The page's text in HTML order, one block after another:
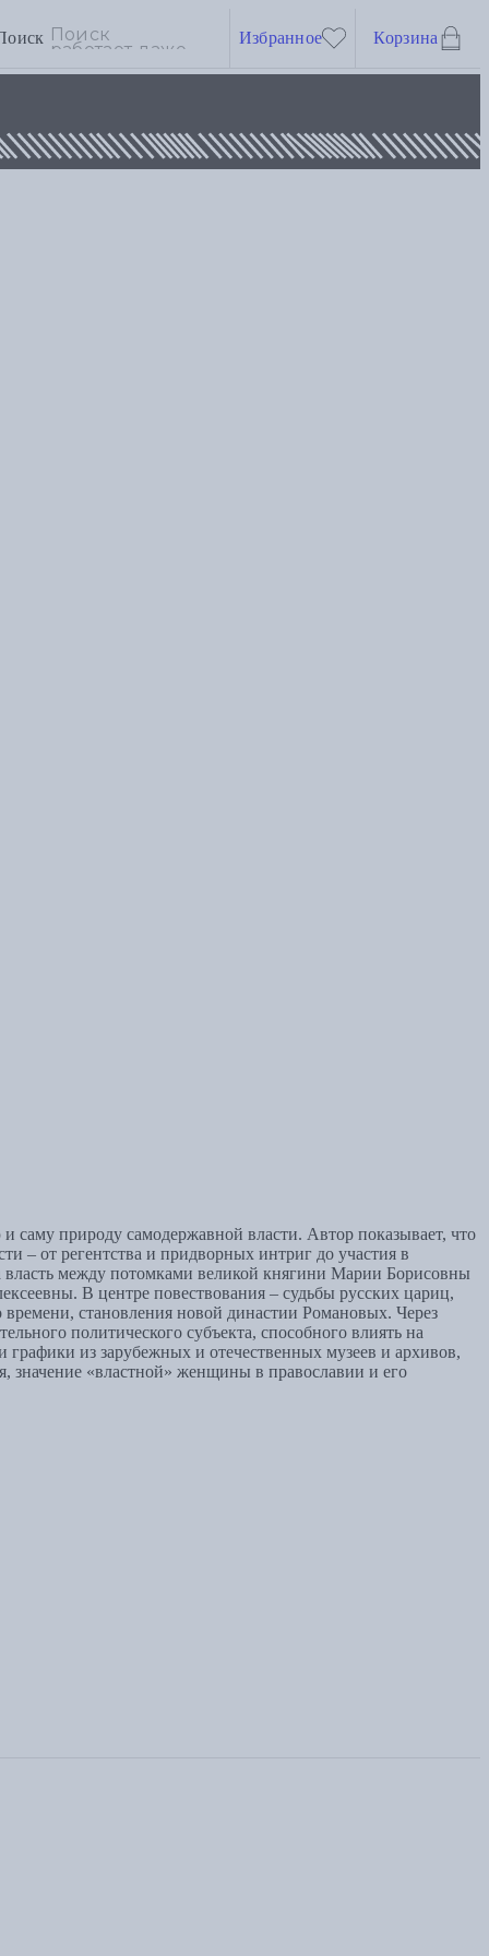
Избранное Корзина
природу самодержавной власти. Автор показывает, что
– от регентства и придворных интриг до участия в
между потомками великой княгини Марии Борисовны
В центре повествования – судьбы русских цариц,
становления новой династии Романовых. Через
политического субъекта, способного влиять на
из зарубежных и отечественных музеев и архивов,
значение «властной» женщины в православии и его